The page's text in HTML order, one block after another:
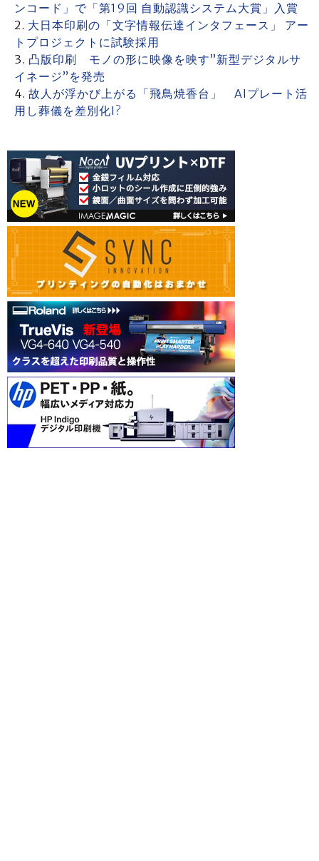
ンコード」で「第19回 自動認識システム大賞」入賞
大日本印刷の「文字情報伝達インタフェース」 アー
トプロジェクトに試験採用
凸版印刷 モノの形に映像を映す”新型デジタルサ
イネージ”を発売
故人が浮かび上がる「飛鳥焼香台」 AIプレート活
用し葬儀を差別化I?